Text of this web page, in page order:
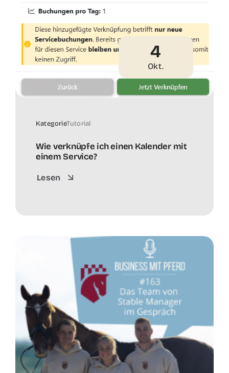
4
Okt.
KategorieTutorial
Wie verknüpfe ich einen Kalender mit
einem Service?
Lesen